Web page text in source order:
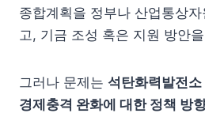
종합계획을 정부나 산업통상
고, 기금 조성 혹은 지원 방안
그러나 문제는 석탄화력발전
경제충격 완화에 대한 정책 방